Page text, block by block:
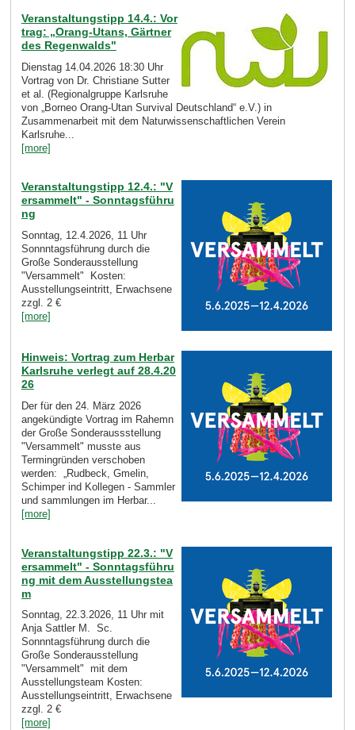
Veranstaltungstipp 14.4.: Vor
trag: „Orang-Utans, Gärtner
des Regenwalds"
Dienstag 14.04.2026 18:30 Uhr
Vortrag von Dr. Christiane Sutter
et al. (Regionalgruppe Karlsruhe
von „Borneo Orang-Utan Survival Deutschland“ e.V.) in
Zusammenarbeit mit dem Naturwissenschaftlichen Verein
Karlsruhe...
[more]
Veranstaltungstipp 12.4.: "V
ersammelt" - Sonntagsführu
ng
Sonntag, 12.4.2026, 11 Uhr
Sonnntagsführung durch die
Große Sonderausstellung
"Versammelt" Kosten:
Ausstellungseintritt, Erwachsene
zzgl. 2 €
[more]
Hinweis: Vortrag zum Herbar
Karlsruhe verlegt auf 28.4.20
26
Der für den 24. März 2026
angekündigte Vortrag im Rahemn
der Große Sonderaussstellung
"Versammelt" musste aus
Termingründen verschoben
werden: „Rudbeck, Gmelin,
Schimper ind Kollegen - Sammler
und sammlungen im Herbar...
[more]
Veranstaltungstipp 22.3.: "V
ersammelt" - Sonntagsführu
ng mit dem Ausstellungstea
m
Sonntag, 22.3.2026, 11 Uhr mit
Anja Sattler M. Sc.
Sonnntagsführung durch die
Große Sonderausstellung
"Versammelt" mit dem
Ausstellungsteam Kosten:
Ausstellungseintritt, Erwachsene
zzgl. 2 €
[more]